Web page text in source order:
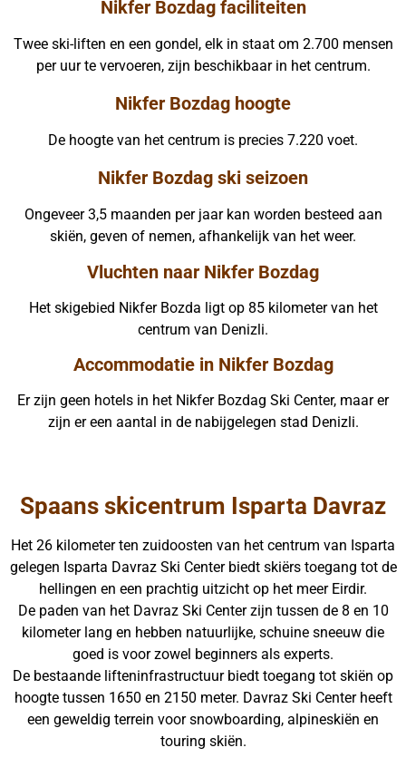
Nikfer Bozdag faciliteiten
Twee ski-liften en een gondel, elk in staat om 2.700 mensen
per uur te vervoeren, zijn beschikbaar in het centrum.
Nikfer Bozdag hoogte
De hoogte van het centrum is precies 7.220 voet.
Nikfer Bozdag ski seizoen
Ongeveer 3,5 maanden per jaar kan worden besteed aan
skiën, geven of nemen, afhankelijk van het weer.
Vluchten naar Nikfer Bozdag
Het skigebied Nikfer Bozda ligt op 85 kilometer van het
centrum van Denizli.
Accommodatie in Nikfer Bozdag
Er zijn geen hotels in het Nikfer Bozdag Ski Center, maar er
zijn er een aantal in de nabijgelegen stad Denizli.
Spaans skicentrum Isparta Davraz
Het 26 kilometer ten zuidoosten van het centrum van Isparta
gelegen Isparta Davraz Ski Center biedt skiërs toegang tot de
hellingen en een prachtig uitzicht op het meer Eirdir.
De paden van het Davraz Ski Center zijn tussen de 8 en 10
kilometer lang en hebben natuurlijke, schuine sneeuw die
goed is voor zowel beginners als experts.
De bestaande lifteninfrastructuur biedt toegang tot skiën op
hoogte tussen 1650 en 2150 meter. Davraz Ski Center heeft
een geweldig terrein voor snowboarding, alpineskiën en
touring skiën.